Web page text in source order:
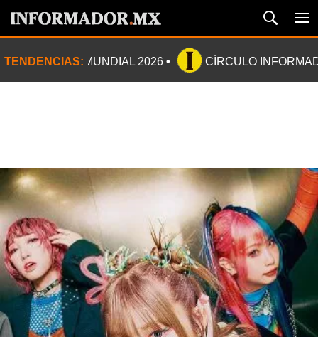
TENDENCIAS: MUNDIAL 2026 CÍRCULO